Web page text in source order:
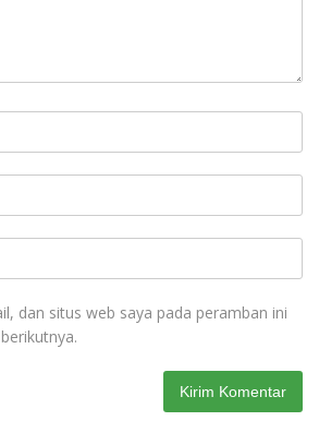
dan situs web saya pada peramban ini